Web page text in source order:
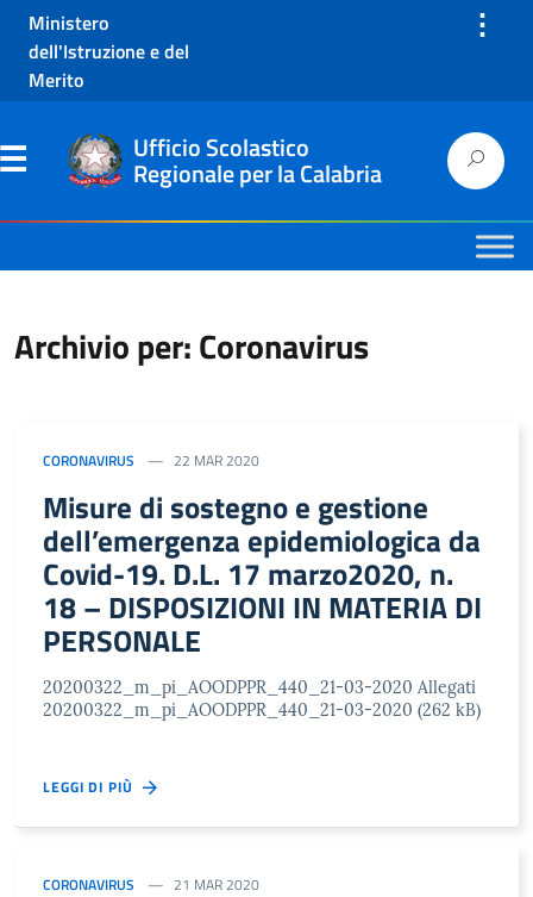
Ministero
dell'Istruzione e del
Merito
⋮
Ufficio Scolastico
Regionale per la Calabria
Archivio per: Coronavirus
CORONAVIRUS 22 MAR 2020
Misure di sostegno e gestione
dell’emergenza epidemiologica da
Covid-19. D.L. 17 marzo2020, n.
18 – DISPOSIZIONI IN MATERIA DI
PERSONALE
20200322_m_pi_AOODPPR_440_21-03-2020 Allegati
20200322_m_pi_AOODPPR_440_21-03-2020 (262 kB)
LEGGI DI PIÙ
CORONAVIRUS 21 MAR 2020